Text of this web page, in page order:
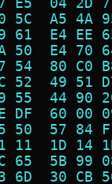
5C  A5
61  E4
50  E4
54  80
52  49
55  44
DF  60
50  57
11  1D
65  5B
6D  30